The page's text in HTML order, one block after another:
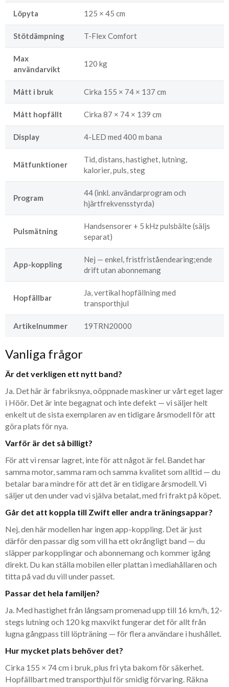
Löpyta 125 × 45 cm
Stötdämpning T-Flex Comfort
Max
användarvikt
120 kg
Mått i bruk Cirka 155 × 74 × 137 cm
Mått hopfällt Cirka 87 × 74 × 139 cm
Display 4-LED med 400 m bana
Mätfunktioner
Tid, distans, hastighet, lutning,
kalorier, puls, steg
Program
44 (inkl. användarprogram och
hjärtfrekvensstyrda)
Pulsmätning
Handsensorer + 5 kHz pulsbälte (säljs
separat)
App-koppling
Nej — enkel, fristfriståendearing;ende
drift utan abonnemang
Hopfällbar
Ja, vertikal hopfällning med
transporthjul
Artikelnummer 19TRN20000
Vanliga frågor
Är det verkligen ett nytt band?
Ja. Det här är fabriksnya, oöppnade maskiner ur vårt eget lager
i Höör. Det är inte begagnat och inte defekt — vi säljer helt
enkelt ut de sista exemplaren av en tidigare årsmodell för att
göra plats för nya.
Varför är det så billigt?
För att vi rensar lagret, inte för att något är fel. Bandet har
samma motor, samma ram och samma kvalitet som alltid — du
betalar bara mindre för att det är en tidigare årsmodell. Vi
säljer ut den under vad vi själva betalat, med fri frakt på köpet.
Går det att koppla till Zwift eller andra träningsappar?
Nej, den här modellen har ingen app-koppling. Det är just
därför den passar dig som vill ha ett okrångligt band — du
släpper parkopplingar och abonnemang och kommer igång
direkt. Du kan ställa mobilen eller plattan i mediahållaren och
titta på vad du vill under passet.
Passar det hela familjen?
Ja. Med hastighet från långsam promenad upp till 16 km/h, 12-
stegs lutning och 120 kg maxvikt fungerar det för allt från
lugna gångpass till löpträning — för flera användare i hushållet.
Hur mycket plats behöver det?
Cirka 155 × 74 cm i bruk, plus fri yta bakom för säkerhet.
Hopfällbart med transporthjul för smidig förvaring. Räkna